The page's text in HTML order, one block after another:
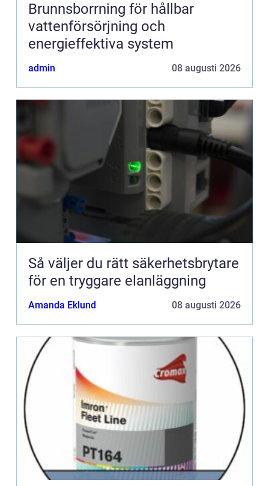
Brunnsborrning för hållbar
vattenförsörjning och
energieffektiva system
admin 08 augusti 2026
Så väljer du rätt säkerhetsbrytare
för en tryggare elanläggning
Amanda Eklund 08 augusti 2026